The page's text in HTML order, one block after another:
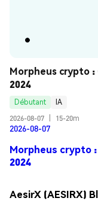
Morpheus crypto
2024
Débutant
IA
2026-08-07
15-20m
2026-08-07
Morpheus crypto
2024
AesirX (AESIRX)